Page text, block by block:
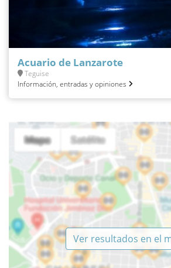
Acuario de Lanzarote
Teguise
Información, entradas y opiniones
Ver resultados en el